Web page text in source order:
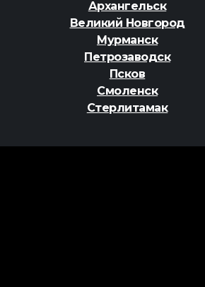
Архангельск
Великий Новгород
Мурманск
Петрозаводск
Псков
Смоленск
Стерлитамак